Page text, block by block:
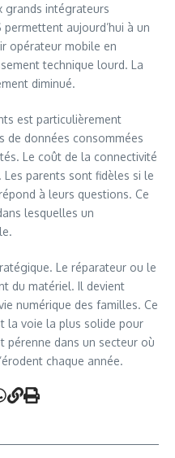
grands intégrateurs
aujourd’hui à un
opérateur mobile en
technique lourd. La
diminué.
est particulièrement
de données consommées
Le coût de la connectivité
parents sont fidèles si le
à leurs questions. Ce
lesquelles un
Le réparateur ou le
du matériel. Il devient
numérique des familles. Ce
la voie la plus solide pour
pérenne dans un secteur où
chaque année.